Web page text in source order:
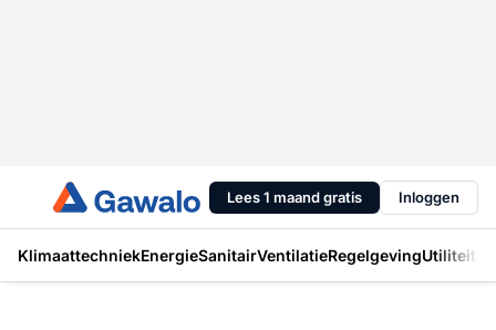
Lees 1 maand gratis Inloggen
KlimaattechniekEnergieSanitairVentilatieRegelgevingUtiliteit